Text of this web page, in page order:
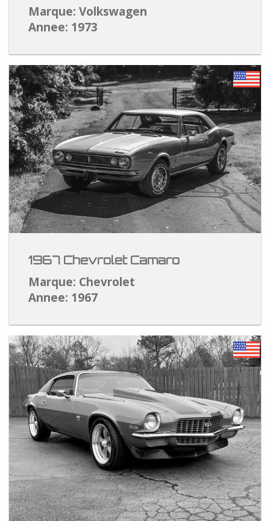
Marque: Volkswagen
Annee: 1973
1967 Chevrolet Camaro
Marque: Chevrolet
Annee: 1967